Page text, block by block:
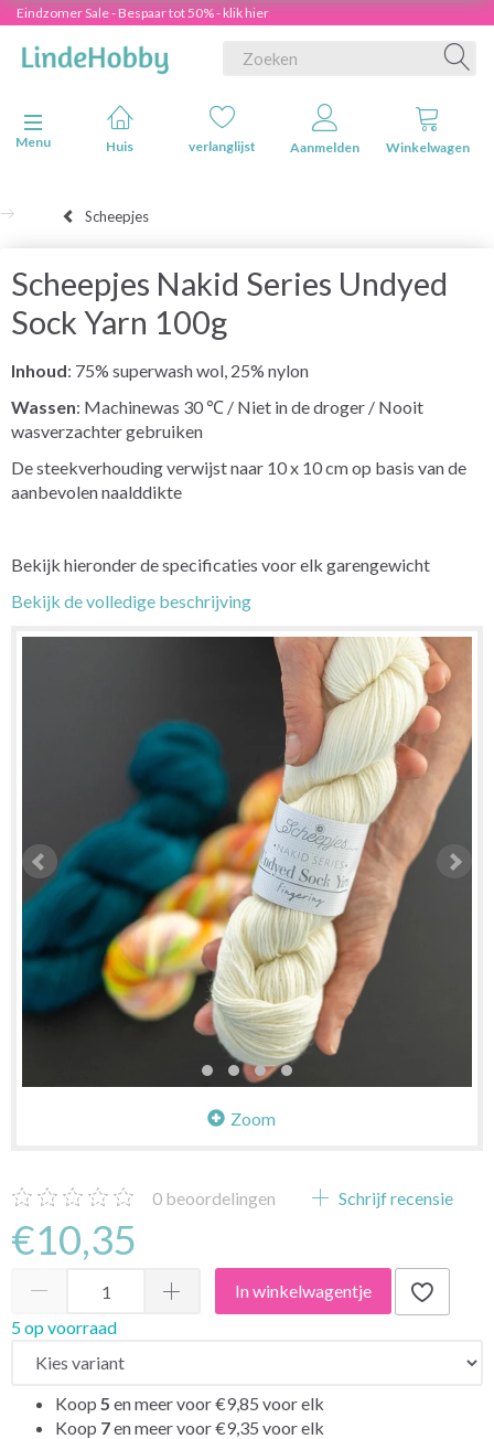
Eindzomer Sale - Bespaar tot 50% - klik hier
Navigatie in-/uitschakelen
Menu
Huis verlanglijst Aanmelden Winkelwagen
Scheepjes
Scheepjes Nakid Series Undyed
Sock Yarn 100g
Inhoud: 75% superwash wol, 25% nylon
Wassen: Machinewas 30 ℃ / Niet in de droger / Nooit
wasverzachter gebruiken
De steekverhouding verwijst naar 10 x 10 cm op basis van de
aanbevolen naalddikte
Bekijk hieronder de specificaties voor elk garengewicht
Bekijk de volledige beschrijving
Zoom
0 beoordelingen Schrijf recensie
€10,35
In winkelwagentje
5 op voorraad
Koop 5 en meer voor€9,85 voor elk
Koop 7en meer voor€9,35 voor elk